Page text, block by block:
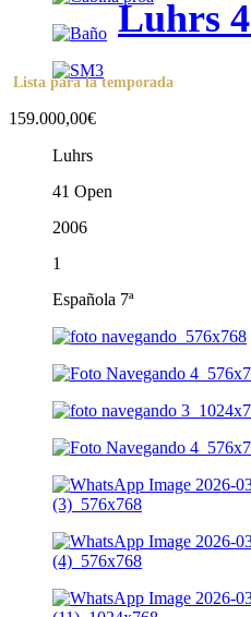
Luhrs
Lista para la temporada
159.000,00€
Luhrs
41 Open
2006
1
Española 7ª